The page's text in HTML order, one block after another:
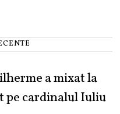
a mixat la
pe cardinalul Iuliu